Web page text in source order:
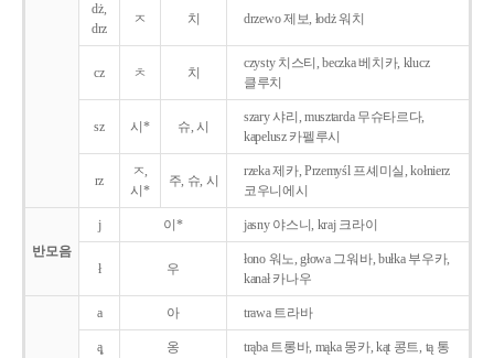
dż,
drz
ㅈ 치 drzewo 제보, łodż 워치
cz ㅊ 치
czysty 치스티, beczka 베치카, klucz
클루치
sz 시* 슈, 시
szary 샤리, musztarda 무슈타르다,
kapelusz 카펠루시
rz
ㅈ,
시*
주, 슈, 시
rzeka 제카, Przemyśl 프셰미실, kołnierz
코우니에시
반모음
j 이* jasny 야스니, kraj 크라이
ł 우
łono 워노, głowa 그워바, bułka 부우카,
kanał 카나우
a 아 trawa 트라바
ą̨ 옹 trąba 트롱바, mąka 몽카, kąt 콩트, tą 통